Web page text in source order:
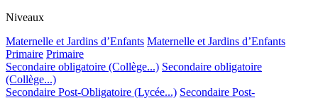
Niveaux
Maternelle et Jardins d’Enfants Maternelle et Jardins d’Enfants
Primaire Primaire
Secondaire obligatoire (Collège...) Secondaire obligatoire
(Collège...)
Secondaire Post-Obligatoire (Lycée...) Secondaire Post-